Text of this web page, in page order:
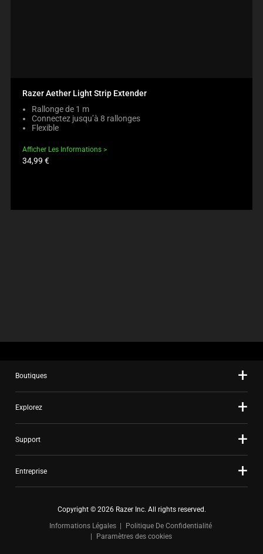
Razer Aether Light Strip Extender
Rallonge de 1 m
Connectez jusqu’à 8 rallonges
Flexible
Afficher Les Informations
Prix
34,99 €
Boutiques
Explorez
Support
Entreprise
Copyright © 2026 Razer Inc. All rights reserved.
Informations Légales
Politique De Confidentialité
Paramètres des cookies